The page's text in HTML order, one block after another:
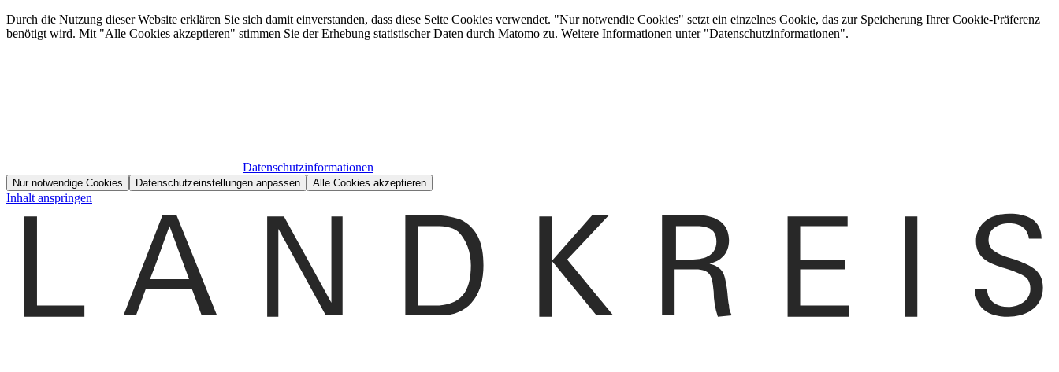
Durch die Nutzung dieser Website erklären Sie sich damit einverstanden, dass diese Seite Cookies verwendet. "Nur notwendie Cookies" setzt ein einzelnes Cookie, das zur Speicherung Ihrer Cookie-Präferenz
benötigt wird. Mit "Alle Cookies akzeptieren" stimmen Sie der Erhebung statistischer Daten durch Matomo zu. Weitere Informationen unter "Datenschutzinformationen".
Datenschutzinformationen
Nur notwendige Cookies Datenschutzeinstellungen anpassen Alle Cookies akzeptieren
Inhalt anspringen